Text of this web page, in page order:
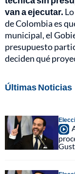
van a ejecutar.
de Colombia es
municipal, el
presupuesto
deciden qué
Últimas Noticias